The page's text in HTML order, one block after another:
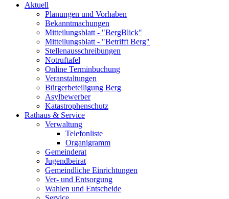
Aktuell
Planungen und Vorhaben
Bekanntmachungen
Mitteilungsblatt - "BergBlick"
Mitteilungsblatt - "Betrifft Berg"
Stellenausschreibungen
Notruftafel
Online Terminbuchung
Veranstaltungen
Bürgerbeteiligung Berg
Asylbewerber
Katastrophenschutz
Rathaus & Service
Verwaltung
Telefonliste
Organigramm
Gemeinderat
Jugendbeirat
Gemeindliche Einrichtungen
Ver- und Entsorgung
Wahlen und Entscheide